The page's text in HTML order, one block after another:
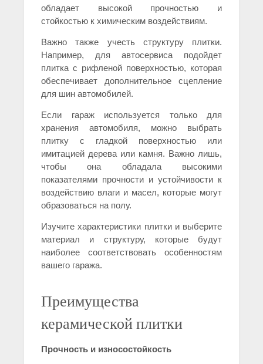
обладает высокой прочностью и
стойкостью к химическим воздействиям.
Важно также учесть структуру плитки.
Например, для автосервиса подойдет
плитка с рифленой поверхностью, которая
обеспечивает дополнительное сцепление
для шин автомобилей.
Если гараж используется только для
хранения автомобиля, можно выбрать
плитку с гладкой поверхностью или
имитацией дерева или камня. Важно лишь,
чтобы она обладала высокими
показателями прочности и устойчивости к
воздействию влаги и масел, которые могут
образоваться на полу.
Изучите характеристики плитки и выберите
материал и структуру, которые будут
наиболее соответствовать особенностям
вашего гаража.
Преимущества
керамической плитки
Прочность и износостойкость